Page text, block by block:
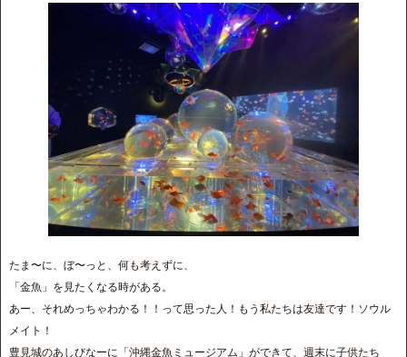
たま〜に、ぼ〜っと、何も考えずに、
「金魚」を見たくなる時がある。
あー、それめっちゃわかる！！って思った人！もう私たちは友達です！ソウル
メイト！
豊見城のあしびなーに「沖縄金魚ミュージアム」ができて、週末に子供たち